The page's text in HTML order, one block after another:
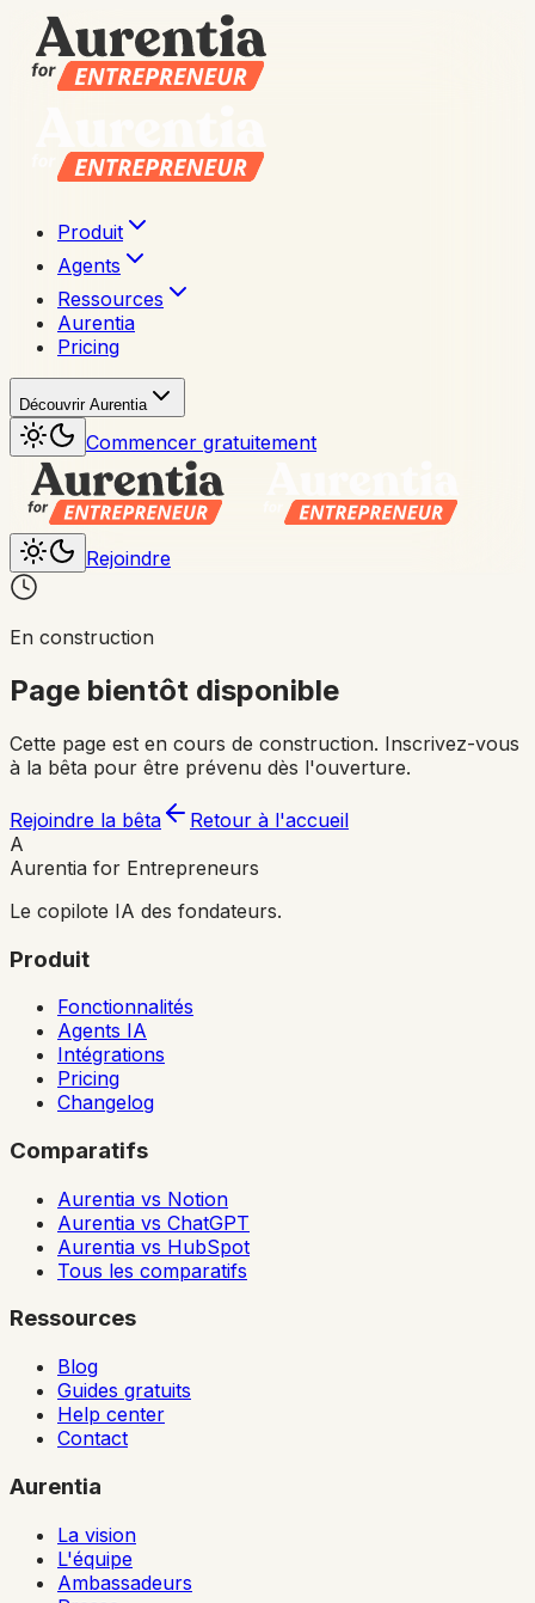
Produit
Agents
Ressources
Aurentia
Pricing
Découvrir Aurentia
Commencer gratuitement
Rejoindre
En construction
Page bientôt disponible
Cette page est en cours de construction. Inscrivez-vous
à la bêta pour être prévenu dès l'ouverture.
Rejoindre la bêta
Retour à l'accueil
A
Aurentia for Entrepreneurs
Le copilote IA des fondateurs.
Produit
Fonctionnalités
Agents IA
Intégrations
Pricing
Changelog
Comparatifs
Aurentia vs Notion
Aurentia vs ChatGPT
Aurentia vs HubSpot
Tous les comparatifs
Ressources
Blog
Guides gratuits
Help center
Contact
Aurentia
La vision
L'équipe
Ambassadeurs